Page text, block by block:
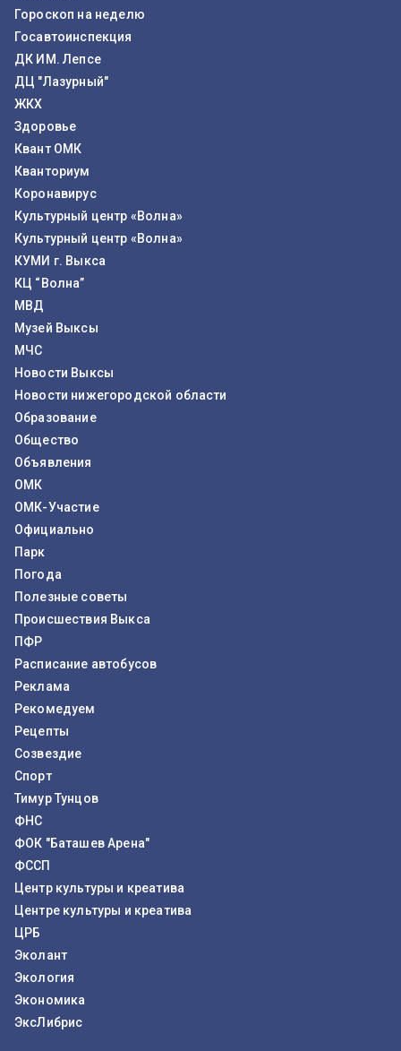
Гороскоп на неделю
Госавтоинспекция
ДК ИМ. Лепсе
ДЦ "Лазурный"
ЖКХ
Здоровье
Квант ОМК
Кванториум
Коронавирус
Культурный центр «Волна»
Культурный центр «Волна»
КУМИ г. Выкса
КЦ “Волна”
МВД
Музей Выксы
МЧС
Новости Выксы
Новости нижегородской области
Образование
Общество
Объявления
ОМК
ОМК-Участие
Официально
Парк
Погода
Полезные советы
Происшествия Выкса
ПФР
Расписание автобусов
Реклама
Рекомедуем
Рецепты
Созвездие
Спорт
Тимур Тунцов
ФНС
ФОК "Баташев Арена"
ФССП
Центр культуры и креатива
Центре культуры и креатива
ЦРБ
Эколант
Экология
Экономика
ЭксЛибрис